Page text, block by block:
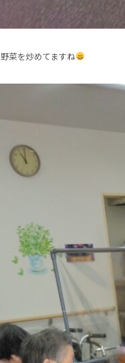
野菜を炒めてますね